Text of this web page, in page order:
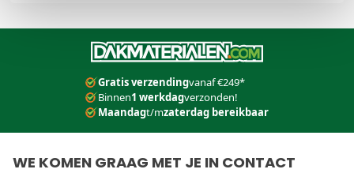
Gratis verzendingvanaf €249*
Binnen1 werkdagverzonden!
Maandagt/mzaterdag bereikbaar
WE KOMEN GRAAG MET JE IN CONTACT